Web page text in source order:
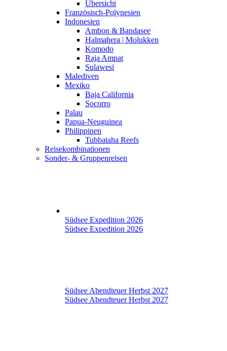
Übersicht
Französisch-Polynesien
Indonesien
Ambon & Bandasee
Halmahera | Molukken
Komodo
Raja Ampat
Sulawesi
Malediven
Mexiko
Baja California
Socorro
Palau
Papua-Neuguinea
Philippinen
Tubbataha Reefs
Reisekombinationen
Sonder- & Gruppenreisen
Südsee Expedition 2026
Südsee Expedition 2026
Südsee Abendteuer Herbst 2027
Südsee Abendteuer Herbst 2027